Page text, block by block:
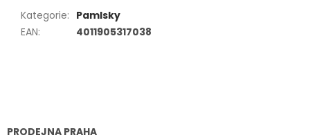
Kategorie: Pamlsky
EAN: 4011905317038
PRODEJNA PRAHA